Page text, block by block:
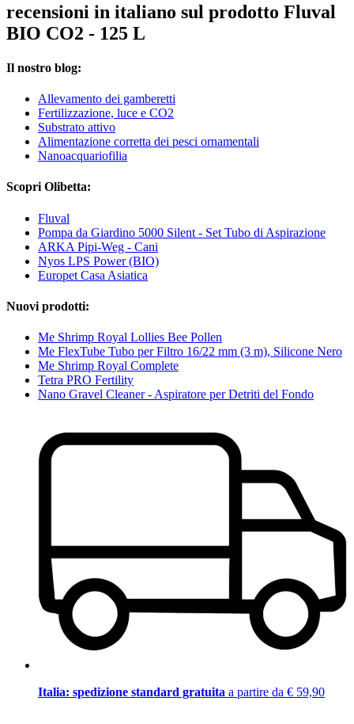
recensioni in italiano sul prodotto Fluval
BIO CO2 - 125 L
Il nostro blog:
Allevamento dei gamberetti
Fertilizzazione, luce e CO2
Substrato attivo
Alimentazione corretta dei pesci ornamentali
Nanoacquariofilia
Scopri Olibetta:
Fluval
Pompa da Giardino 5000 Silent - Set Tubo di Aspirazione
ARKA Pipi-Weg - Cani
Nyos LPS Power (BIO)
Europet Casa Asiatica
Nuovi prodotti:
Me Shrimp Royal Lollies Bee Pollen
Me FlexTube Tubo per Filtro 16/22 mm (3 m), Silicone Nero
Me Shrimp Royal Complete
Tetra PRO Fertility
Nano Gravel Cleaner - Aspiratore per Detriti del Fondo
Italia: spedizione standard gratuita a partire da € 59,90